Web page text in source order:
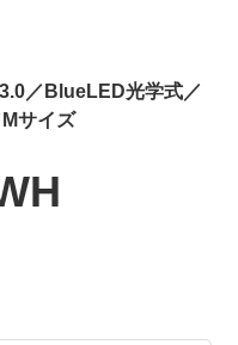
／BlueLED光学式／
サイズ